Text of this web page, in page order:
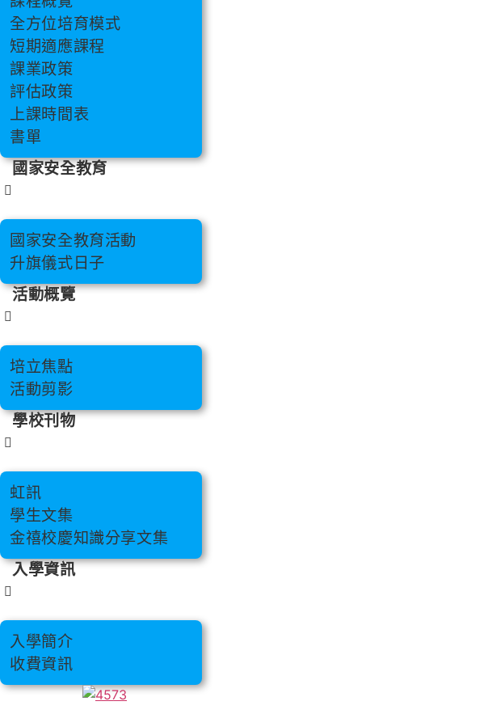
全方位培育模式
短期適應課程
課業政策
評估政策
上課時間表
書單
國家安全教育
國家安全教育活動
升旗儀式日子
活動概覽
培立焦點
活動剪影
學校刊物
虹訊
學生文集
金禧校慶知識分享文集
入學資訊
入學簡介
收費資訊